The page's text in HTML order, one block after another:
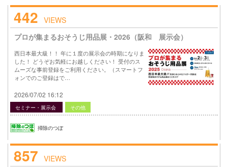
442 VIEWS
プロが集まるおそうじ用品展・2026（阪和 展示会）
西日本最大級！！ 年に１度の展示会の時期になりま
した！ どうぞお気軽にお越しください！ 受付のス
ムーズな事前登録をご利用ください。（スマートフ
ォンでのご登録はで…
2026/07/02 16:12
セミナー・展示会 その他
掃除のつぼ
857 VIEWS